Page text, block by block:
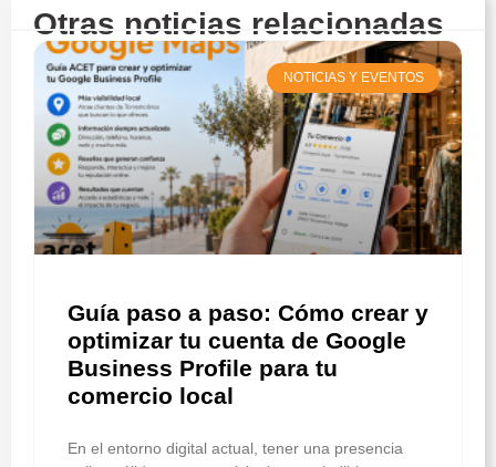
Otras noticias relacionadas
NOTICIAS Y EVENTOS
Guía paso a paso: Cómo crear y
optimizar tu cuenta de Google
Business Profile para tu
comercio local
En el entorno digital actual, tener una presencia